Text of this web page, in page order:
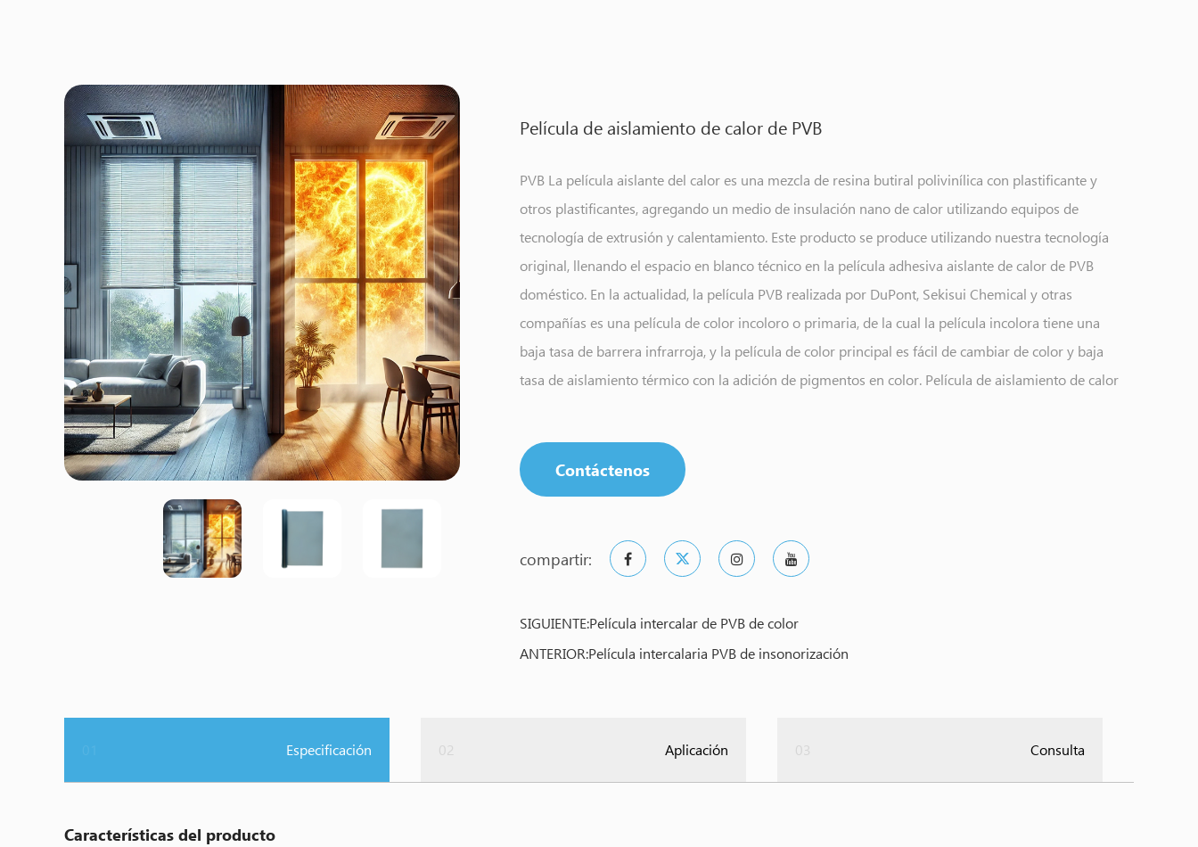
Película de aislamiento de calor de PVB
PVB La película aislante del calor es una mezcla de resina butiral polivinílica con plastificante y
otros plastificantes, agregando un medio de insulación nano de calor utilizando equipos de
tecnología de extrusión y calentamiento. Este producto se produce utilizando nuestra tecnología
original, llenando el espacio en blanco técnico en la película adhesiva aislante de calor de PVB
doméstico. En la actualidad, la película PVB realizada por DuPont, Sekisui Chemical y otras
compañías es una película de color incoloro o primaria, de la cual la película incolora tiene una
baja tasa de barrera infrarroja, y la película de color principal es fácil de cambiar de color y baja
tasa de aislamiento térmico con la adición de pigmentos en color. Película de aislamiento de calor
uso de la no discolación de larga duración, el producto también tiene aislamiento sólido y una
función anti-THEFT.
Contáctenos
compartir:
SIGUIENTE:Película intercalar de PVB de color
ANTERIOR:Película intercalaria PVB de insonorización
Especificación 02 Aplicación 03 Consulta
Características del producto